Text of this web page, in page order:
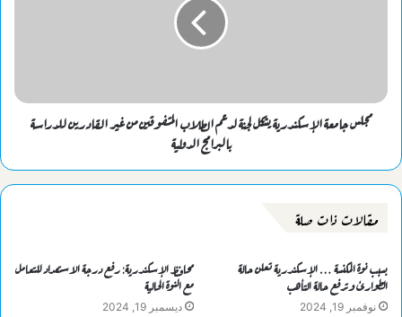
مجلس جامعة الإسكندرية يشكل لجنة لدعم الطلاب المتفوقين من غير القادرين للدراسة
بالبرامج الدولية
مقالات ذات صلة
بسبب نوة المكنسة … الإسكندرية تعلن حالة
الطوارئ وترفع حالة التأهب
نوفمبر 19, 2024
محافظ الإسكندرية: رفع درجة الاستعداد للتعامل
مع النوة الحالية
ديسمبر 19, 2024